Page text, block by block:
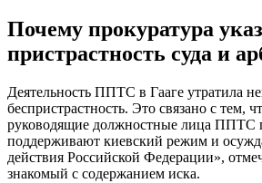
Почему прокуратура
пристрастность суда и
Деятельность ППТС в Гааге утратила
беспристрастность. Это связано с тем,
руководящие должностные лица ППТС
поддерживают киевский режим и
действия Российской Федерации»,
знакомый с содержанием иска.